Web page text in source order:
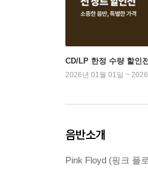
CD/LP 한정 수량 할인
2026년 01월 01일 ~
음반소개
Pink Floyd (핑크 플